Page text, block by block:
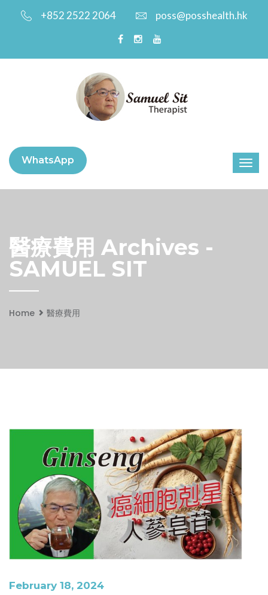
+852 2522 2064 poss@posshealth.hk
WhatsApp
醫療費用 Archives -
SAMUEL SIT
Home 醫療費用
February 18, 2024